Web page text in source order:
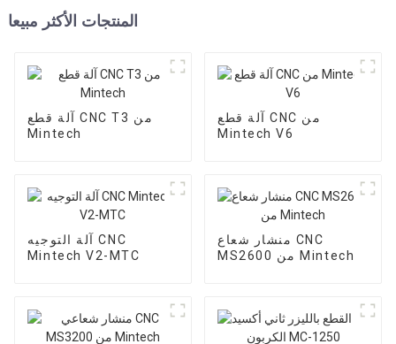
المنتجات الأكثر مبيعا
آلة قطع CNC T3 من
Mintech
آلة قطع CNC من
Mintech V6
آلة التوجيه CNC
Mintech V2-MTC
منشار شعاع CNC
MS2600 من Mintech